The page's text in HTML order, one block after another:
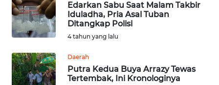
Edarkan Sabu Saat Malam Takbir
Iduladha, Pria Asal Tuban
Ditangkap Polisi
4 tahun yang lalu
Daerah
Putra Kedua Buya Arrazy Tewas
Tertembak, Ini Kronologinya
WN
NUSANTARA
JOGJA
WN